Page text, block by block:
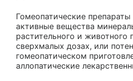
Гомеопатические
активные вещества
растительного и животного
сверхмалых дозах, или
гомеопатическом
аллопатические